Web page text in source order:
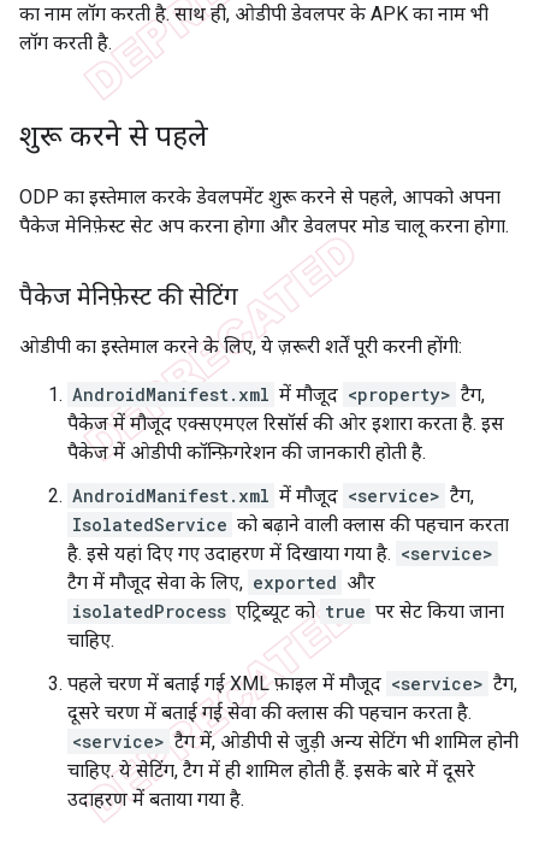
का नाम लॉग करती है. साथ ही, ओडीपी डेवलपर के APK का नाम भी
लॉग करती है.
शुरू करने से पहले
ODP का इस्तेमाल करके डेवलपमेंट शुरू करने से पहले, आपको अपना
पैकेज मेनिफ़ेस्ट सेट अप करना होगा और डेवलपर मोड चालू करना होगा.
पैकेज मेनिफ़ेस्ट की सेटिंग
ओडीपी का इस्तेमाल करने के लिए, ये ज़रूरी शर्तें पूरी करनी होंगी:
AndroidManifest.xml में मौजूद <property> टैग,
पैकेज में मौजूद एक्सएमएल रिसॉर्स की ओर इशारा करता है. इस
पैकेज में ओडीपी कॉन्फ़िगरेशन की जानकारी होती है.
AndroidManifest.xml में मौजूद <service> टैग,
IsolatedService को बढ़ाने वाली क्लास की पहचान करता
है. इसे यहां दिए गए उदाहरण में दिखाया गया है. <service>
टैग में मौजूद सेवा के लिए, exported और
isolatedProcess एट्रिब्यूट को true पर सेट किया जाना
चाहिए.
पहले चरण में बताई गई XML फ़ाइल में मौजूद <service> टैग,
दूसरे चरण में बताई गई सेवा की क्लास की पहचान करता है.
<service> टैग में, ओडीपी से जुड़ी अन्य सेटिंग भी शामिल होनी
चाहिए. ये सेटिंग, टैग में ही शामिल होती हैं. इसके बारे में दूसरे
उदाहरण में बताया गया है.